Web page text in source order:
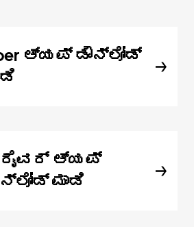
ಆ್ಯಪ್‍ ಡೌನ್‌ಲೋಡ್
ಆ್ಯಪ್
ಮಾಡಿ